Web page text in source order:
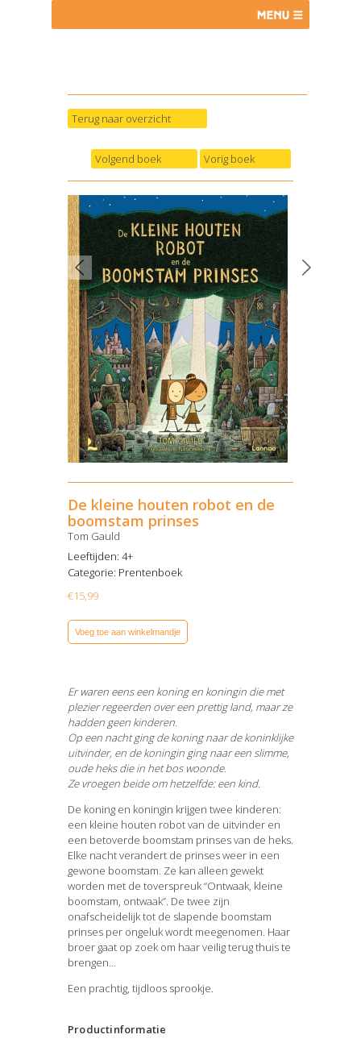
Terug naar overzicht
Volgend boek Vorig boek
De kleine houten robot en de
boomstam prinses
Tom Gauld
Leeftijden: 4+
Categorie: Prentenboek
€15,99
Voeg toe aan winkelmandje
Er waren eens een koning en koningin die met
plezier regeerden over een prettig land, maar ze
hadden geen kinderen.
Op een nacht ging de koning naar de koninklijke
uitvinder, en de koningin ging naar een slimme,
oude heks die in het bos woonde.
Ze vroegen beide om hetzelfde: een kind.
De koning en koningin krijgen twee kinderen:
een kleine houten robot van de uitvinder en
een betoverde boomstam prinses van de heks.
Elke nacht verandert de prinses weer in een
gewone boomstam. Ze kan alleen gewekt
worden met de toverspreuk “Ontwaak, kleine
boomstam, ontwaak”. De twee zijn
onafscheidelijk tot de slapende boomstam
prinses per ongeluk wordt meegenomen. Haar
broer gaat op zoek om haar veilig terug thuis te
brengen…
Een prachtig, tijdloos sprookje.
Productinformatie